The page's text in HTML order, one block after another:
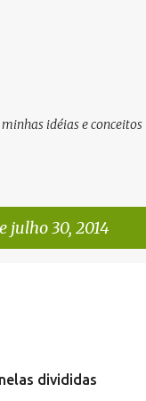
idéias e conceitos
julho 30, 2014
divididas